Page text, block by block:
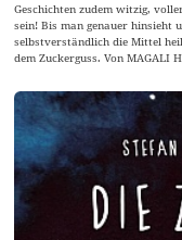
Geschichten zudem witzig,
sein! Bis man genauer hinsieht
selbstverständlich die Mittel
dem Zuckerguss. Von MAGALI